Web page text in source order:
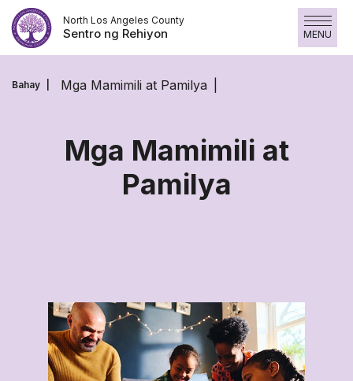
Laktawan
ang
nilalaman
North Los Angeles County
Sentro ng Rehiyon MENU
Bahay Mga Mamimili at Pamilya
Mga Mamimili at
Pamilya
Mga